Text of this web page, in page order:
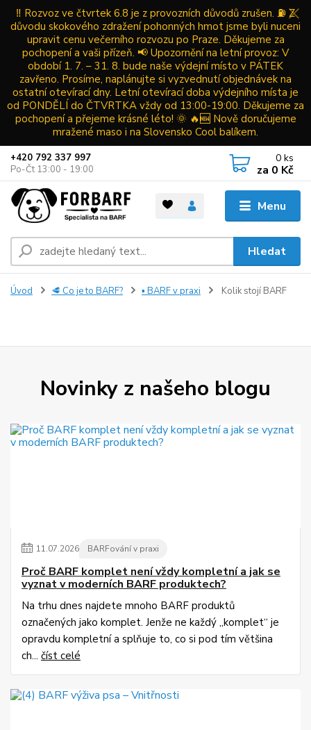
‼️ Rozvoz ve čtvrtek 6.8 je z provozních důvodů zrušen. ⛽ Z
důvodu skokového zdražení pohonných hmot jsme byli nuceni
upravit cenu večerního rozvozu po Praze. Děkujeme za
pochopení a vaši přízeň. 📢 Upozornění na letní provoz: V
období 1. 7. – 31. 8. bude naše výdejní místo v PÁTEK
zavřeno. Prosíme, naplánujte si vyzvednutí objednávek na
ostatní otevírací dny. Letní otevírací doba výdejního místa je
od PONDĚLÍ do ČTVRTKA vždy od 13:00-19:00. Děkujeme za
pochopení a přejeme krásné léto! 🌞 🔥🆕 Nově doručujeme
mražené maso i na Slovensko Cool balíkem.
Menu
Hledat
+420 792 337 997
Po-Čt 13:00 - 19:00
0 ks
za 0 Kč
Úvod 🥩 Co je to BARF? ▪ BARF v praxi Kolik stojí BARF
Novinky z našeho blogu
11.07.2026 BARFování v praxi
Proč BARF komplet není vždy kompletní a jak se
vyznat v moderních BARF produktech?
Na trhu dnes najdete mnoho BARF produktů
označených jako komplet. Jenže ne každý „komplet“ je
opravdu kompletní a splňuje to, co si pod tím většina
ch... číst celé